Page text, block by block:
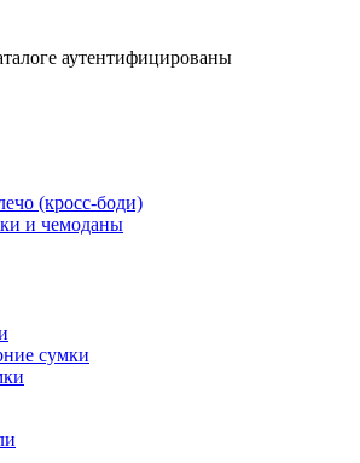
аутентифицированы
(кросс-боди)
и чемоданы
сумки